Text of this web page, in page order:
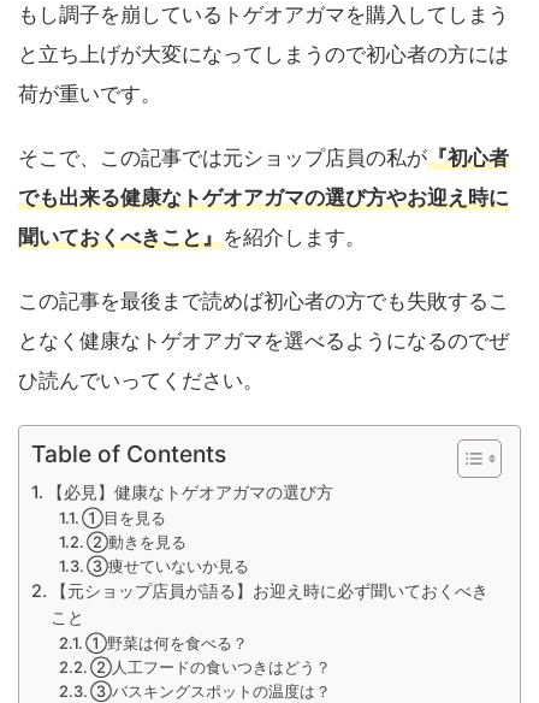
もし調子を崩しているトゲオアガマを購入してしまう
と立ち上げが大変になってしまうので初心者の方には
荷が重いです。
そこで、この記事では元ショップ店員の私が『初心者
でも出来る健康なトゲオアガマの選び方やお迎え時に
聞いておくべきこと』を紹介します。
この記事を最後まで読めば初心者の方でも失敗するこ
となく健康なトゲオアガマを選べるようになるのでぜ
ひ読んでいってください。
Table of Contents
【必見】健康なトゲオアガマの選び方
①目を見る
②動きを見る
③痩せていないか見る
【元ショップ店員が語る】お迎え時に必ず聞いておくべき
こと
①野菜は何を食べる？
②人工フードの食いつきはどう？
③バスキングスポットの温度は？